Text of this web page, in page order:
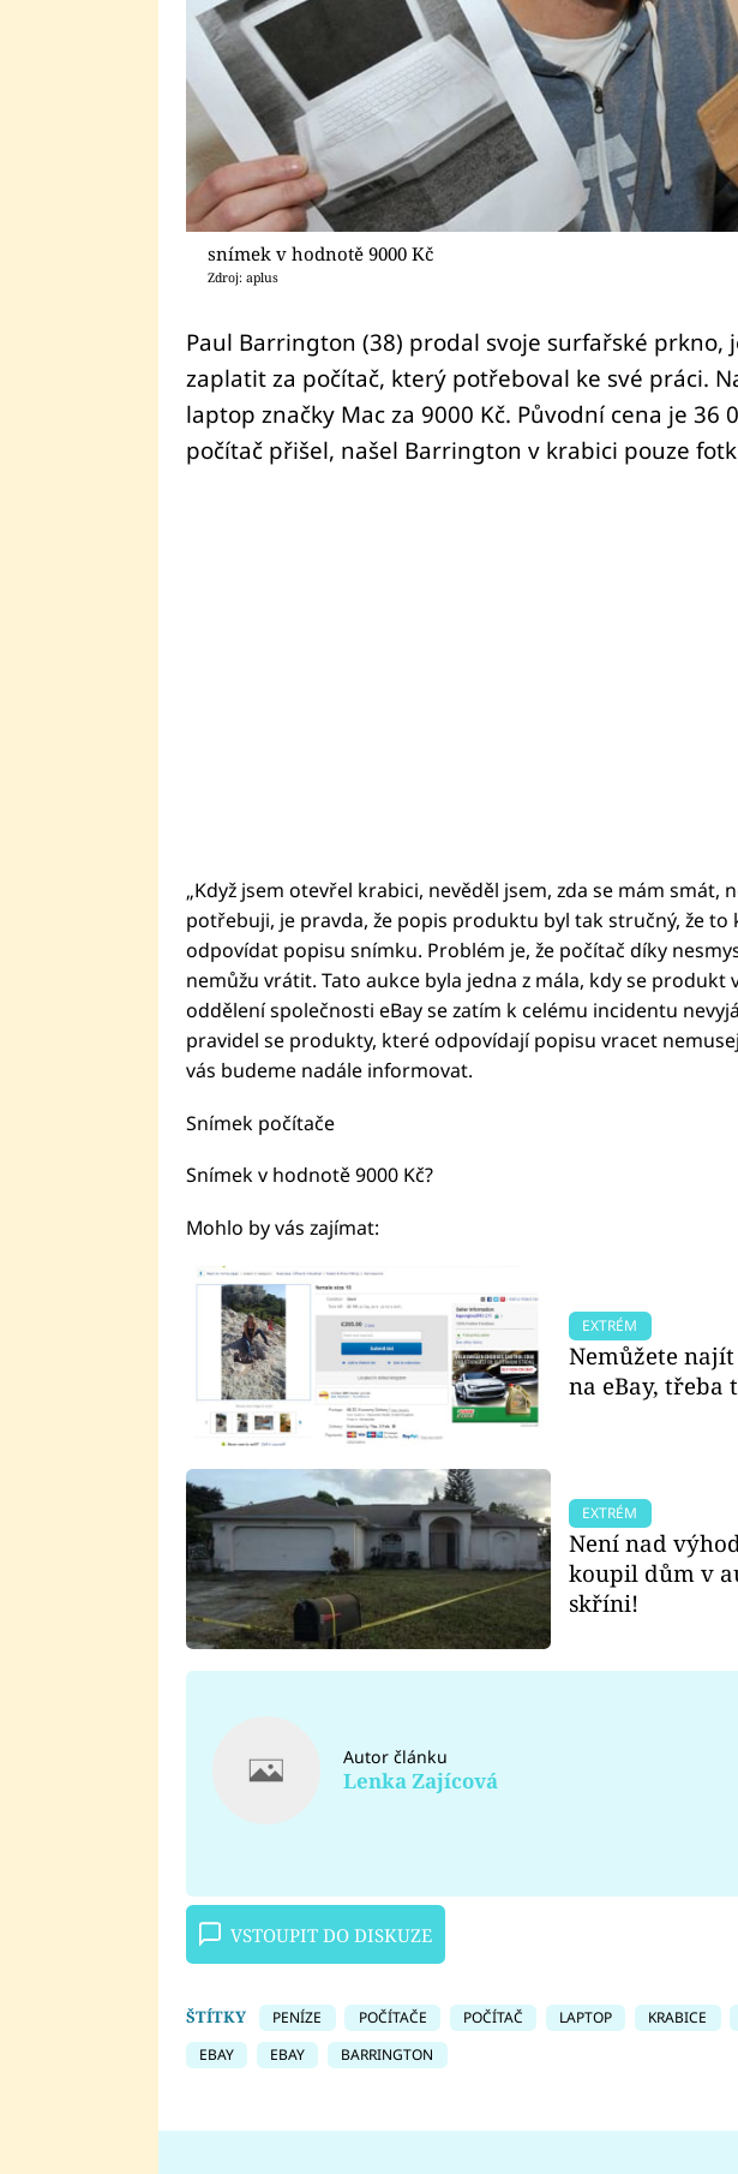
snímek v hodnotě 9000 Kč
Zdroj: aplus
Paul Barrington (38) prodal svoje surfařské prkno,
zaplatit za počítač, který potřeboval ke své práci.
laptop značky Mac za 9000 Kč. Původní cena je 36
počítač přišel, našel Barrington v krabici pouze
„Když jsem otevřel krabici, nevěděl jsem, zda se mám smát,
potřebuji, je pravda, že popis produktu byl tak stručný, že to
odpovídat popisu snímku. Problém je, že počítač díky
nemůžu vrátit. Tato aukce byla jedna z mála, kdy se produkt
oddělení společnosti eBay se zatím k celému incidentu
pravidel se produkty, které odpovídají popisu vracet
vás budeme nadále informovat.
Snímek počítače
Snímek v hodnotě 9000 Kč?
Mohlo by vás zajímat:
EXTRÉM
Nemůžete
na eBay, třeba
EXTRÉM
Není nad
koupil dům v
skříni!
Autor článku
Lenka Zajícová
VSTOUPIT DO DISKUZE
ŠTÍTKY PENÍZE POČÍTAČE POČÍTAČ LAPTOP KRABICE
EBAY
EBAY BARRINGTON